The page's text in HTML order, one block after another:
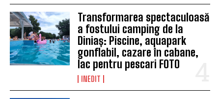
Transformarea spectaculoasă
a fostului camping de la
Diniaș: Piscine, aquapark
gonflabil, cazare în cabane,
lac pentru pescari FOTO
INEDIT